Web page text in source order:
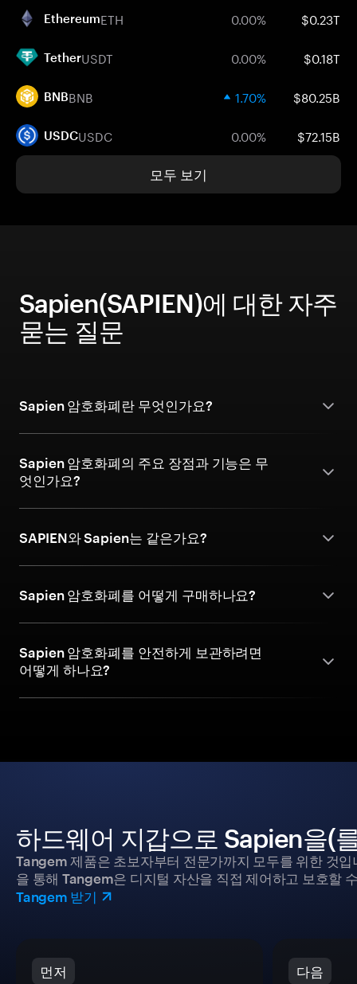
EthereumETH 0.00% $0.23T
TetherUSDT 0.00% $0.18T
BNBBNB 1.70% $80.25B
USDCUSDC 0.00% $72.15B
모두 보기
Sapien(SAPIEN)에 대한 자주
묻는 질문
Sapien 암호화폐란 무엇인가요?
Sapien 암호화폐의 주요 장점과 기능은 무
엇인가요?
SAPIEN와 Sapien는 같은가요?
Sapien 암호화폐를 어떻게 구매하나요?
Sapien 암호화폐를 안전하게 보관하려면
어떻게 하나요?
하드웨어 지갑으로 Sapien을(
Tangem 제품은 초보자부터 전문가까지 모두를 위한 것
을 통해 Tangem은 디지털 자산을 직접 제어하고 보호할
Tangem 받기
먼저 다음